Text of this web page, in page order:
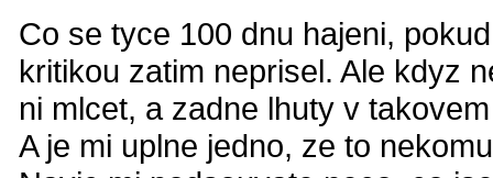
Co se tyce 100 dnu hajeni,
kritikou zatim neprisel. Ale kdyz
ni mlcet, a zadne lhuty v
A je mi uplne jedno, ze to